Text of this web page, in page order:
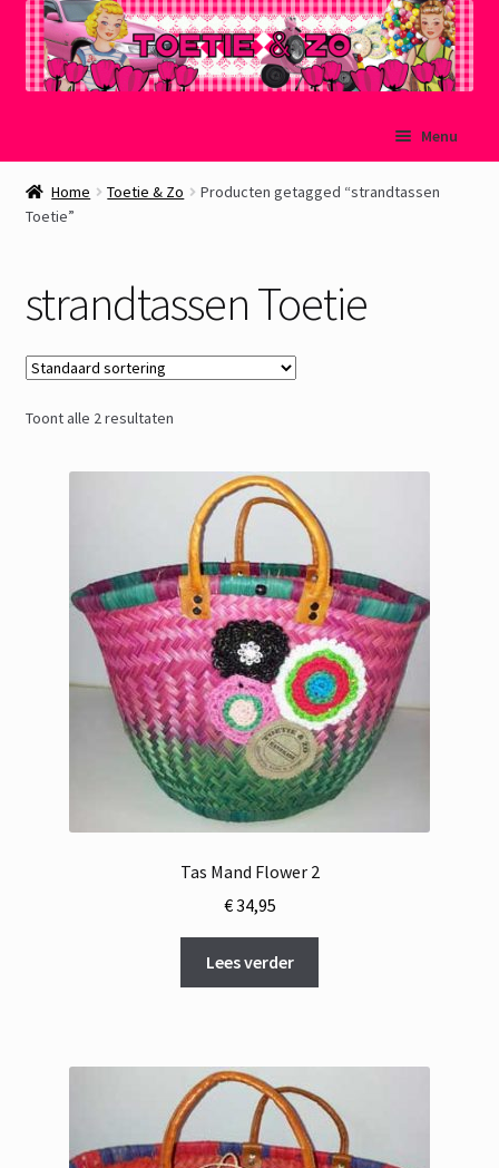
naar
navigatie
de
inhoud
Menu
Welkom
Winkelmand
Afrekenen
Over Toetie & Zo
Home Toetie & Zo
Producten getagged “strandtassen
Toetie”
strandtassen Toetie
Toont alle 2 resultaten
Tas Mand Flower 2
€34,95
Lees verder